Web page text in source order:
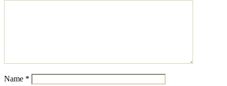
Name *